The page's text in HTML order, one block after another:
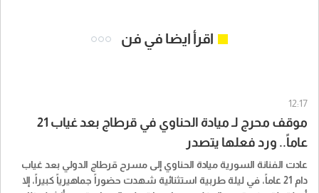
اقرأ ايضا في فن
12:17
موقف محرج لـ ميادة الحناوي في قرطاج بعد غياب 21
عاماً.. ورد فعلها يتصدر
عادت الفنانة السورية ميادة الحناوي إلى مسرح قرطاج الدولي بعد غياب
دام 21 عاماً، في ليلة طربية استثنائية شهدت حضوراً جماهيرياً كبيراً، إلا